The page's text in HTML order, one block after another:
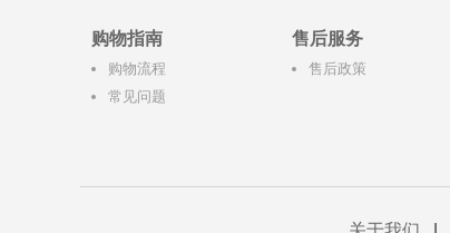
购物指南
购物流程
常见问题
售后服务
售后政策